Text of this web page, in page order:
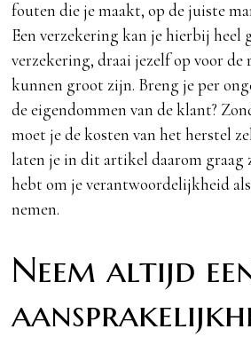
fouten die je maakt, op de juiste
Een verzekering kan je hierbij heel
verzekering, draai jezelf op voor de
kunnen groot zijn. Breng je per
de eigendommen van de klant?
moet je de kosten van het herstel
laten je in dit artikel daarom graag
hebt om je verantwoordelijkheid
nemen.
Neem altijd